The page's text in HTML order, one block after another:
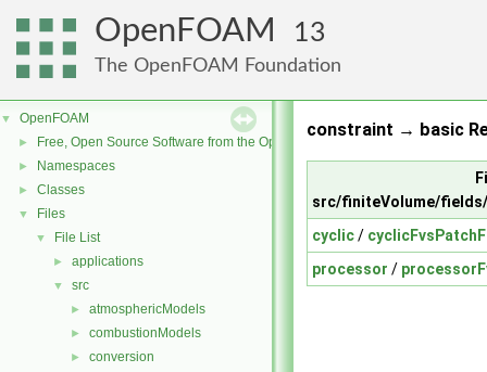
OpenFOAM 13
The OpenFOAM Foundation
▼ OpenFOAM
► Free, Open Source Software from the OpenFOAM Foundation
► Namespaces
► Classes
▼ Files
▼ File List
► applications
▼ src
► atmosphericModels
► combustionModels
► conversion
constraint → basic
src/finiteVolume/
cyclic/
processor /